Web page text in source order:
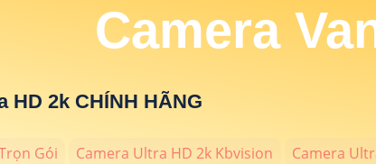
Camera
HD 2k CHÍNH HÃNG
Gói Camera Ultra HD 2k Kbvision Camera